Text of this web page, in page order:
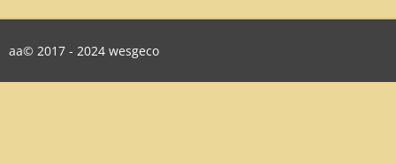
aa© 2017 - 2024 wesgeco